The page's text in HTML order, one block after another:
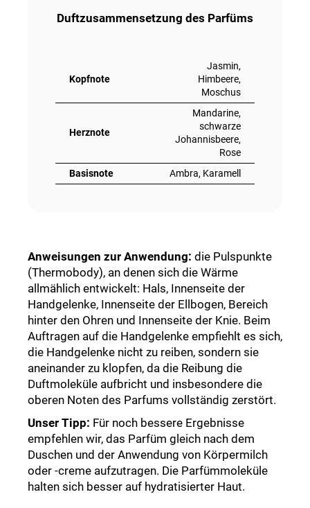
Duftzusammensetzung des Parfüms
Kopfnote
Jasmin,
Himbeere,
Moschus
Herznote
Mandarine,
schwarze
Johannisbeere,
Rose
Basisnote
Ambra, Karamell
Anweisungen zur Anwendung: die Pulspunkte
(Thermobody), an denen sich die Wärme
allmählich entwickelt: Hals, Innenseite der
Handgelenke, Innenseite der Ellbogen, Bereich
hinter den Ohren und Innenseite der Knie. Beim
Auftragen auf die Handgelenke empfiehlt es sich,
die Handgelenke nicht zu reiben, sondern sie
aneinander zu klopfen, da die Reibung die
Duftmoleküle aufbricht und insbesondere die
oberen Noten des Parfums vollständig zerstört.
Unser Tipp: Für noch bessere Ergebnisse
empfehlen wir, das Parfüm gleich nach dem
Duschen und der Anwendung von Körpermilch
oder -creme aufzutragen. Die Parfümmoleküle
halten sich besser auf hydratisierter Haut.